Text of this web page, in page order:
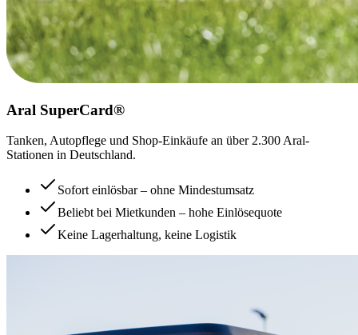
Aral SuperCard®
Tanken, Autopflege und Shop-Einkäufe an über 2.300 Aral-
Stationen in Deutschland.
Sofort einlösbar – ohne Mindestumsatz
Beliebt bei Mietkunden – hohe Einlösequote
Keine Lagerhaltung, keine Logistik